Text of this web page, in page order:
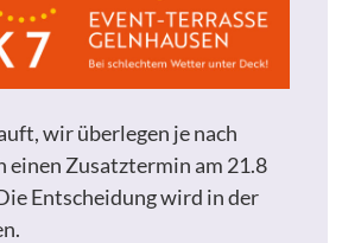
wir überlegen je nach
einen Zusatztermin am 21.8
Entscheidung wird in der